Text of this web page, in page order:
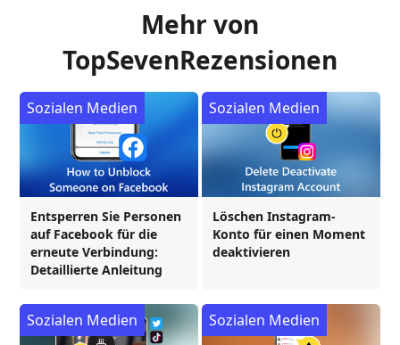
Mehr von
TopSevenRezensionen
Entsperren Sie Personen
auf Facebook für die
erneute Verbindung:
Detaillierte Anleitung
Sozialen Medien
Löschen Instagram-
Konto für einen Moment
deaktivieren
Sozialen Medien
Sozialen Medien Sozialen Medien